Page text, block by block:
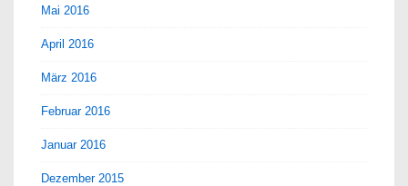
Mai 2016
April 2016
März 2016
Februar 2016
Januar 2016
Dezember 2015